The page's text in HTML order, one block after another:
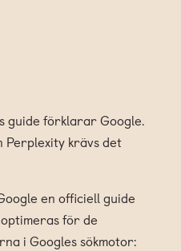
guide förklarar Google.
Perplexity krävs det
en officiell guide
för de
i Googles sökmotor: